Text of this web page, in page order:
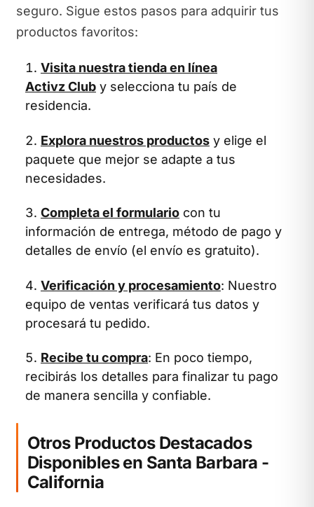
seguro. Sigue estos pasos para adquirir tus
productos favoritos:
Visita nuestra tienda en línea
Activz Club y selecciona tu país de
residencia.
Explora nuestros productos y elige el
paquete que mejor se adapte a tus
necesidades.
Completa el formulario con tu
información de entrega, método de pago y
detalles de envío (el envío es gratuito).
Verificación y procesamiento: Nuestro
equipo de ventas verificará tus datos y
procesará tu pedido.
Recibe tu compra: En poco tiempo,
recibirás los detalles para finalizar tu pago
de manera sencilla y confiable.
Otros Productos Destacados
Disponibles en Santa Barbara -
California